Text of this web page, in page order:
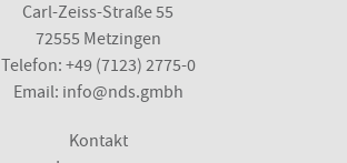
Carl-Zeiss-Straße 55
72555 Metzingen
Telefon: +49 (7123) 2775-0
Email: info@nds.gmbh
Kontakt